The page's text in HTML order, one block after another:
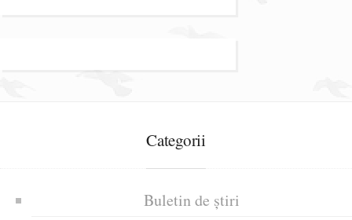
Categorii
Buletin de știri